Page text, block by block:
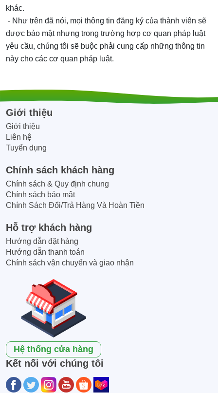
khác.
- Như trên đã nói, mọi thông tin đăng ký của thành viên sẽ
được bảo mật nhưng trong trường hợp cơ quan pháp luật
yêu cầu, chúng tôi sẽ buộc phải cung cấp những thông tin
này cho các cơ quan pháp luật.
Giới thiệu
Giới thiệu
Liên hệ
Tuyển dụng
Chính sách khách hàng
Chính sách & Quy định chung
Chính sách bảo mật
Chính Sách Đổi/Trả Hàng Và Hoàn Tiền
Hỗ trợ khách hàng
Hướng dẫn đặt hàng
Hướng dẫn thanh toán
Chính sách vận chuyển và giao nhận
Hệ thống cửa hàng
Kết nối với chúng tôi